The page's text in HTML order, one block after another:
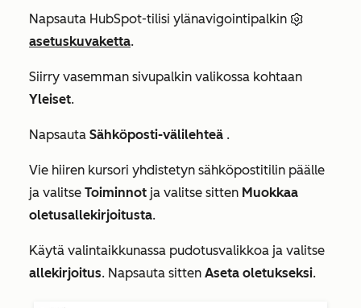
Napsauta HubSpot-tilisi ylänavigointipalkin
asetuskuvaketta.
Siirry vasemman sivupalkin valikossa kohtaan
Yleiset.
Napsauta Sähköposti-välilehteä .
Vie hiiren kursori yhdistetyn sähköpostitilin päälle
ja valitse Toiminnot ja valitse sitten Muokkaa
oletusallekirjoitusta.
Käytä valintaikkunassa pudotusvalikkoa ja valitse
allekirjoitus. Napsauta sitten Aseta oletukseksi.